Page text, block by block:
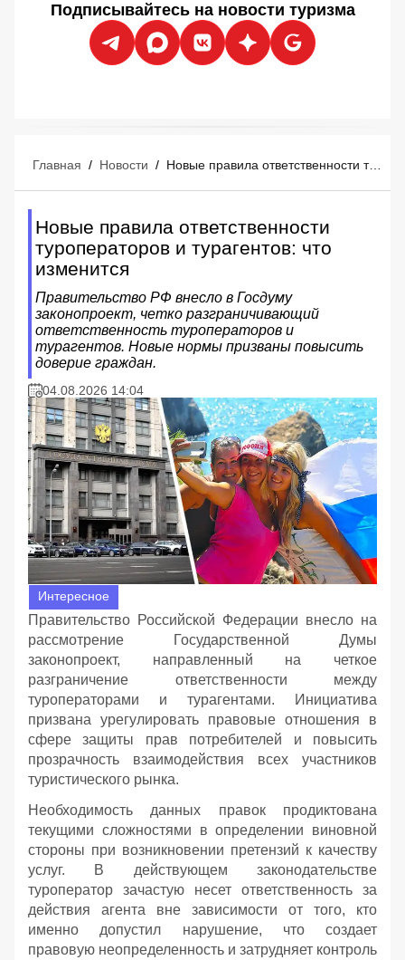
Подписывайтесь на новости туризма
Главная / Новости / Новые правила ответственности туроператоров и турагентов: что изменится
Новые правила ответственности
туроператоров и турагентов: что
изменится
Правительство РФ внесло в Госдуму
законопроект, четко разграничивающий
ответственность туроператоров и
турагентов. Новые нормы призваны повысить
доверие граждан.
04.08.2026 14:04
Интересное
Правительство Российской Федерации внесло на
рассмотрение Государственной Думы
законопроект, направленный на четкое
разграничение ответственности между
туроператорами и турагентами. Инициатива
призвана урегулировать правовые отношения в
сфере защиты прав потребителей и повысить
прозрачность взаимодействия всех участников
туристического рынка.
Необходимость данных правок продиктована
текущими сложностями в определении виновной
стороны при возникновении претензий к качеству
услуг. В действующем законодательстве
туроператор зачастую несет ответственность за
действия агента вне зависимости от того, кто
именно допустил нарушение, что создает
правовую неопределенность и затрудняет контроль